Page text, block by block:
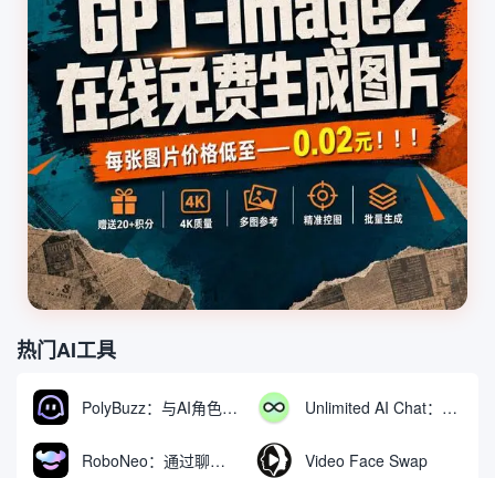
热门AI工具
PolyBuzz：与AI角色互动的免费聊天与角色扮演平台 Unlimited AI Chat：免费无限制的AI聊天工具
RoboNeo：通过聊天生成和编辑视频与图像的AI工具 Video Face Swap